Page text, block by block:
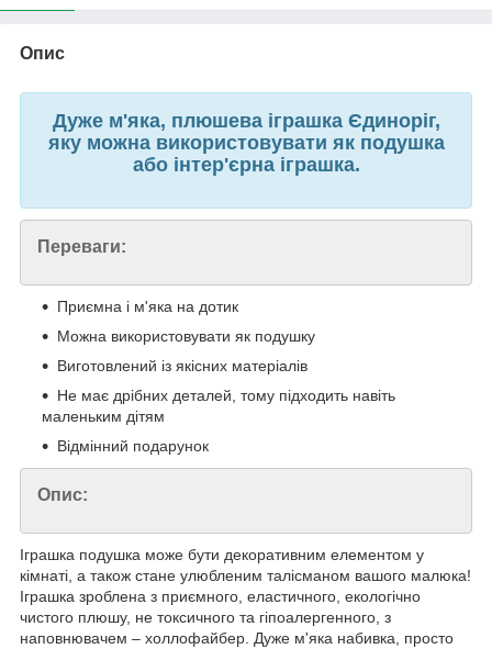
Опис
Дуже м'яка, плюшева іграшка Єдиноріг,
яку можна використовувати як подушка
або інтер'єрна іграшка.
Переваги:
Приємна і м'яка на дотик
Можна використовувати як подушку
Виготовлений із якісних матеріалів
Не має дрібних деталей, тому підходить навіть
маленьким дітям
Відмінний подарунок
Опис:
Іграшка подушка може бути декоративним елементом у
кімнаті, а також стане улюбленим талісманом вашого малюка!
Іграшка зроблена з приємного, еластичного, екологічно
чистого плюшу, не токсичного та гіпоалергенного, з
наповнювачем – холлофайбер. Дуже м'яка набивка, просто